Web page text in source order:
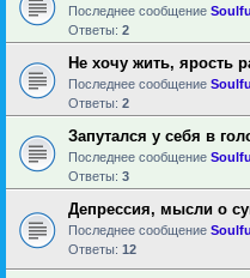
Последнее сообщение
Ответы: 2
Не хочу жить, ярость
Последнее сообщение
Ответы: 2
Запутался у себя в
Последнее сообщение
Ответы: 3
Депрессия, мысли о
Последнее сообщение
Ответы: 12